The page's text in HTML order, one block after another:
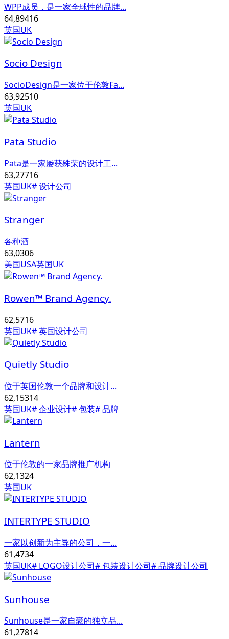
WPP成员，是一家全球性的品牌...
64,89416
英国UK
Socio Design
SocioDesign是一家位于伦敦Fa...
63,92510
英国UK
Pata Studio
Pata是一家屡获殊荣的设计工...
63,27716
英国UK# 设计公司
Stranger
各种酒
63,0306
美国USA英国UK
Rowen™ Brand Agency.
62,5716
英国UK# 英国设计公司
Quietly Studio
位于英国伦敦一个品牌和设计...
62,15314
英国UK# 企业设计# 包装# 品牌
Lantern
位于伦敦的一家品牌推广机构
62,1324
英国UK
INTERTYPE STUDIO
一家以创新为主导的公司，一...
61,4734
英国UK# LOGO设计公司# 包装设计公司# 品牌设计公司
Sunhouse
Sunhouse是一家自豪的独立品...
61,27814